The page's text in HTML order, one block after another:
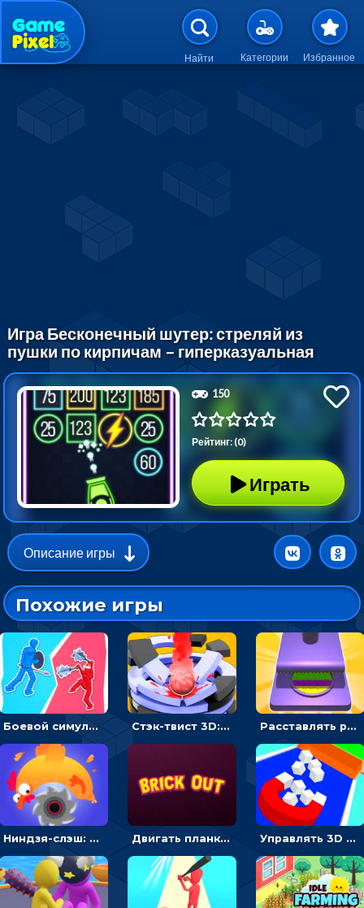
Перейти к основному
Найти Категории Избранное
Игра Бесконечный шутер: стреляй из
пушки по кирпичам – гиперказуальная
150
Рейтинг: (0)
Играть
Описание игры
Похожие игры
Боевой симулятор 3D: повтори позу рыцаря и победи врага Стэк-твист 3D: тапай по шарику, чтобы разбивать платформы Расставлять резиновые кубики, чтобы делать поп-ит - гиперказуальные
Ниндзя-слэш: запускай оружие по целям и становись мастером сюрикенов Двигать планку и бить шариком по цветным блокам - гиперказуальная Управлять 3D магнитом, чтобы собирать фигуры и сбрасывать в пропасть